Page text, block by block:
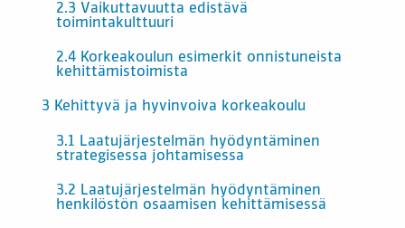
2.3 Vaikuttavuutta edistävä
toimintakulttuuri
2.4 Korkeakoulun esimerkit onnistuneista
kehittämistoimista
3 Kehittyvä ja hyvinvoiva korkeakoulu
3.1 Laatujärjestelmän hyödyntäminen
strategisessa johtamisessa
3.2 Laatujärjestelmän hyödyntäminen
henkilöstön osaamisen kehittämisessä